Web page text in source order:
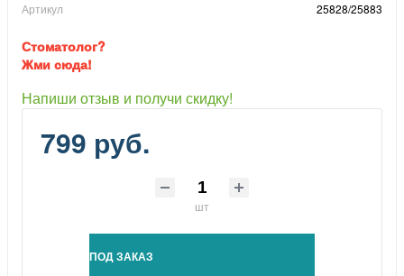
Артикул 25828/25883
Стоматолог?
Жми сюда!
Напиши отзыв и получи скидку!
799 руб.
шт
ПОД ЗАКАЗ